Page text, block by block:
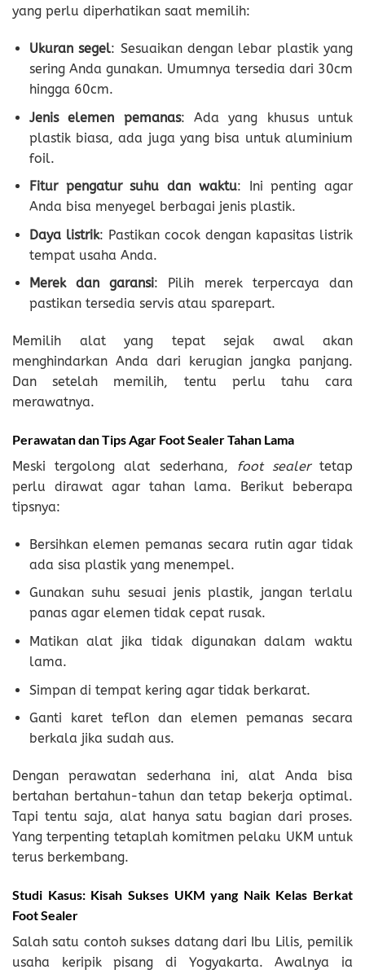
yang perlu diperhatikan saat memilih:
Ukuran segel: Sesuaikan dengan lebar plastik yang
sering Anda gunakan. Umumnya tersedia dari 30cm
hingga 60cm.
Jenis elemen pemanas: Ada yang khusus untuk
plastik biasa, ada juga yang bisa untuk aluminium
foil.
Fitur pengatur suhu dan waktu: Ini penting agar
Anda bisa menyegel berbagai jenis plastik.
Daya listrik: Pastikan cocok dengan kapasitas listrik
tempat usaha Anda.
Merek dan garansi: Pilih merek terpercaya dan
pastikan tersedia servis atau sparepart.
Memilih alat yang tepat sejak awal akan
menghindarkan Anda dari kerugian jangka panjang.
Dan setelah memilih, tentu perlu tahu cara
merawatnya.
Perawatan dan Tips Agar Foot Sealer Tahan Lama
Meski tergolong alat sederhana, foot sealertetap
perlu dirawat agar tahan lama. Berikut beberapa
tipsnya:
Bersihkan elemen pemanas secara rutin agar tidak
ada sisa plastik yang menempel.
Gunakan suhu sesuai jenis plastik, jangan terlalu
panas agar elemen tidak cepat rusak.
Matikan alat jika tidak digunakan dalam waktu
lama.
Simpan di tempat kering agar tidak berkarat.
Ganti karet teflon dan elemen pemanas secara
berkala jika sudah aus.
Dengan perawatan sederhana ini, alat Anda bisa
bertahan bertahun-tahun dan tetap bekerja optimal.
Tapi tentu saja, alat hanya satu bagian dari proses.
Yang terpenting tetaplah komitmen pelaku UKM untuk
terus berkembang.
Studi Kasus: Kisah Sukses UKM yang Naik Kelas Berkat
Foot Sealer
Salah satu contoh sukses datang dari Ibu Lilis, pemilik
usaha keripik pisang di Yogyakarta. Awalnya ia